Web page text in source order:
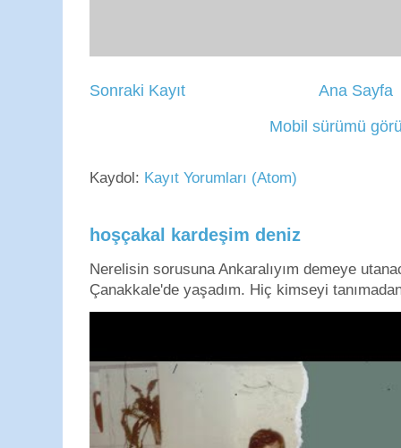
Sonraki Kayıt
Ana Sayfa
Mobil sürümü
Kaydol: Kayıt Yorumları (Atom)
hoşçakal kardeşim deniz
Nerelisin sorusuna Ankaralıyım demeye
Çanakkale'de yaşadım. Hiç kimseyi